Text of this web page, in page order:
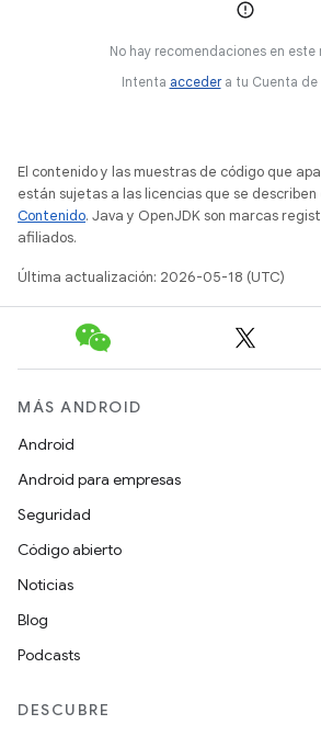
No hay recomendaciones en este
Intenta accedera tu Cuenta de
El contenido y las muestras de código que
están sujetas a las licencias que se describen
Contenido. Java y OpenJDK son marcas
afiliados.
Última actualización: 2026-05-18 (UTC)
MÁS ANDROID
Android
Android para empresas
Seguridad
Código abierto
Noticias
Blog
Podcasts
DESCUBRE